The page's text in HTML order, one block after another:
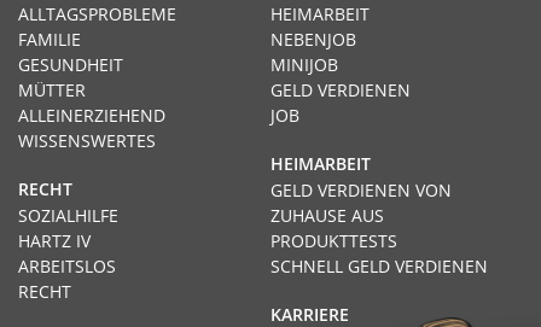
HEIMARBEIT
NEBENJOB
MINIJOB
GELD VERDIENEN
JOB
HEIMARBEIT
GELD VERDIENEN VON
ZUHAUSE AUS
PRODUKTTESTS
SCHNELL GELD VERDIENEN
KARRIERE
ALLTAGSPROBLEME
FAMILIE
GESUNDHEIT
MÜTTER
ALLEINERZIEHEND
WISSENSWERTES
RECHT
SOZIALHILFE
HARTZ IV
ARBEITSLOS
RECHT